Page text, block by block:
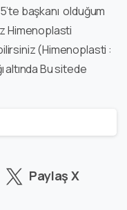
başkanı olduğum
Himenoplasti
(Himenoplasti :
altında Bu sitede
Paylaş X